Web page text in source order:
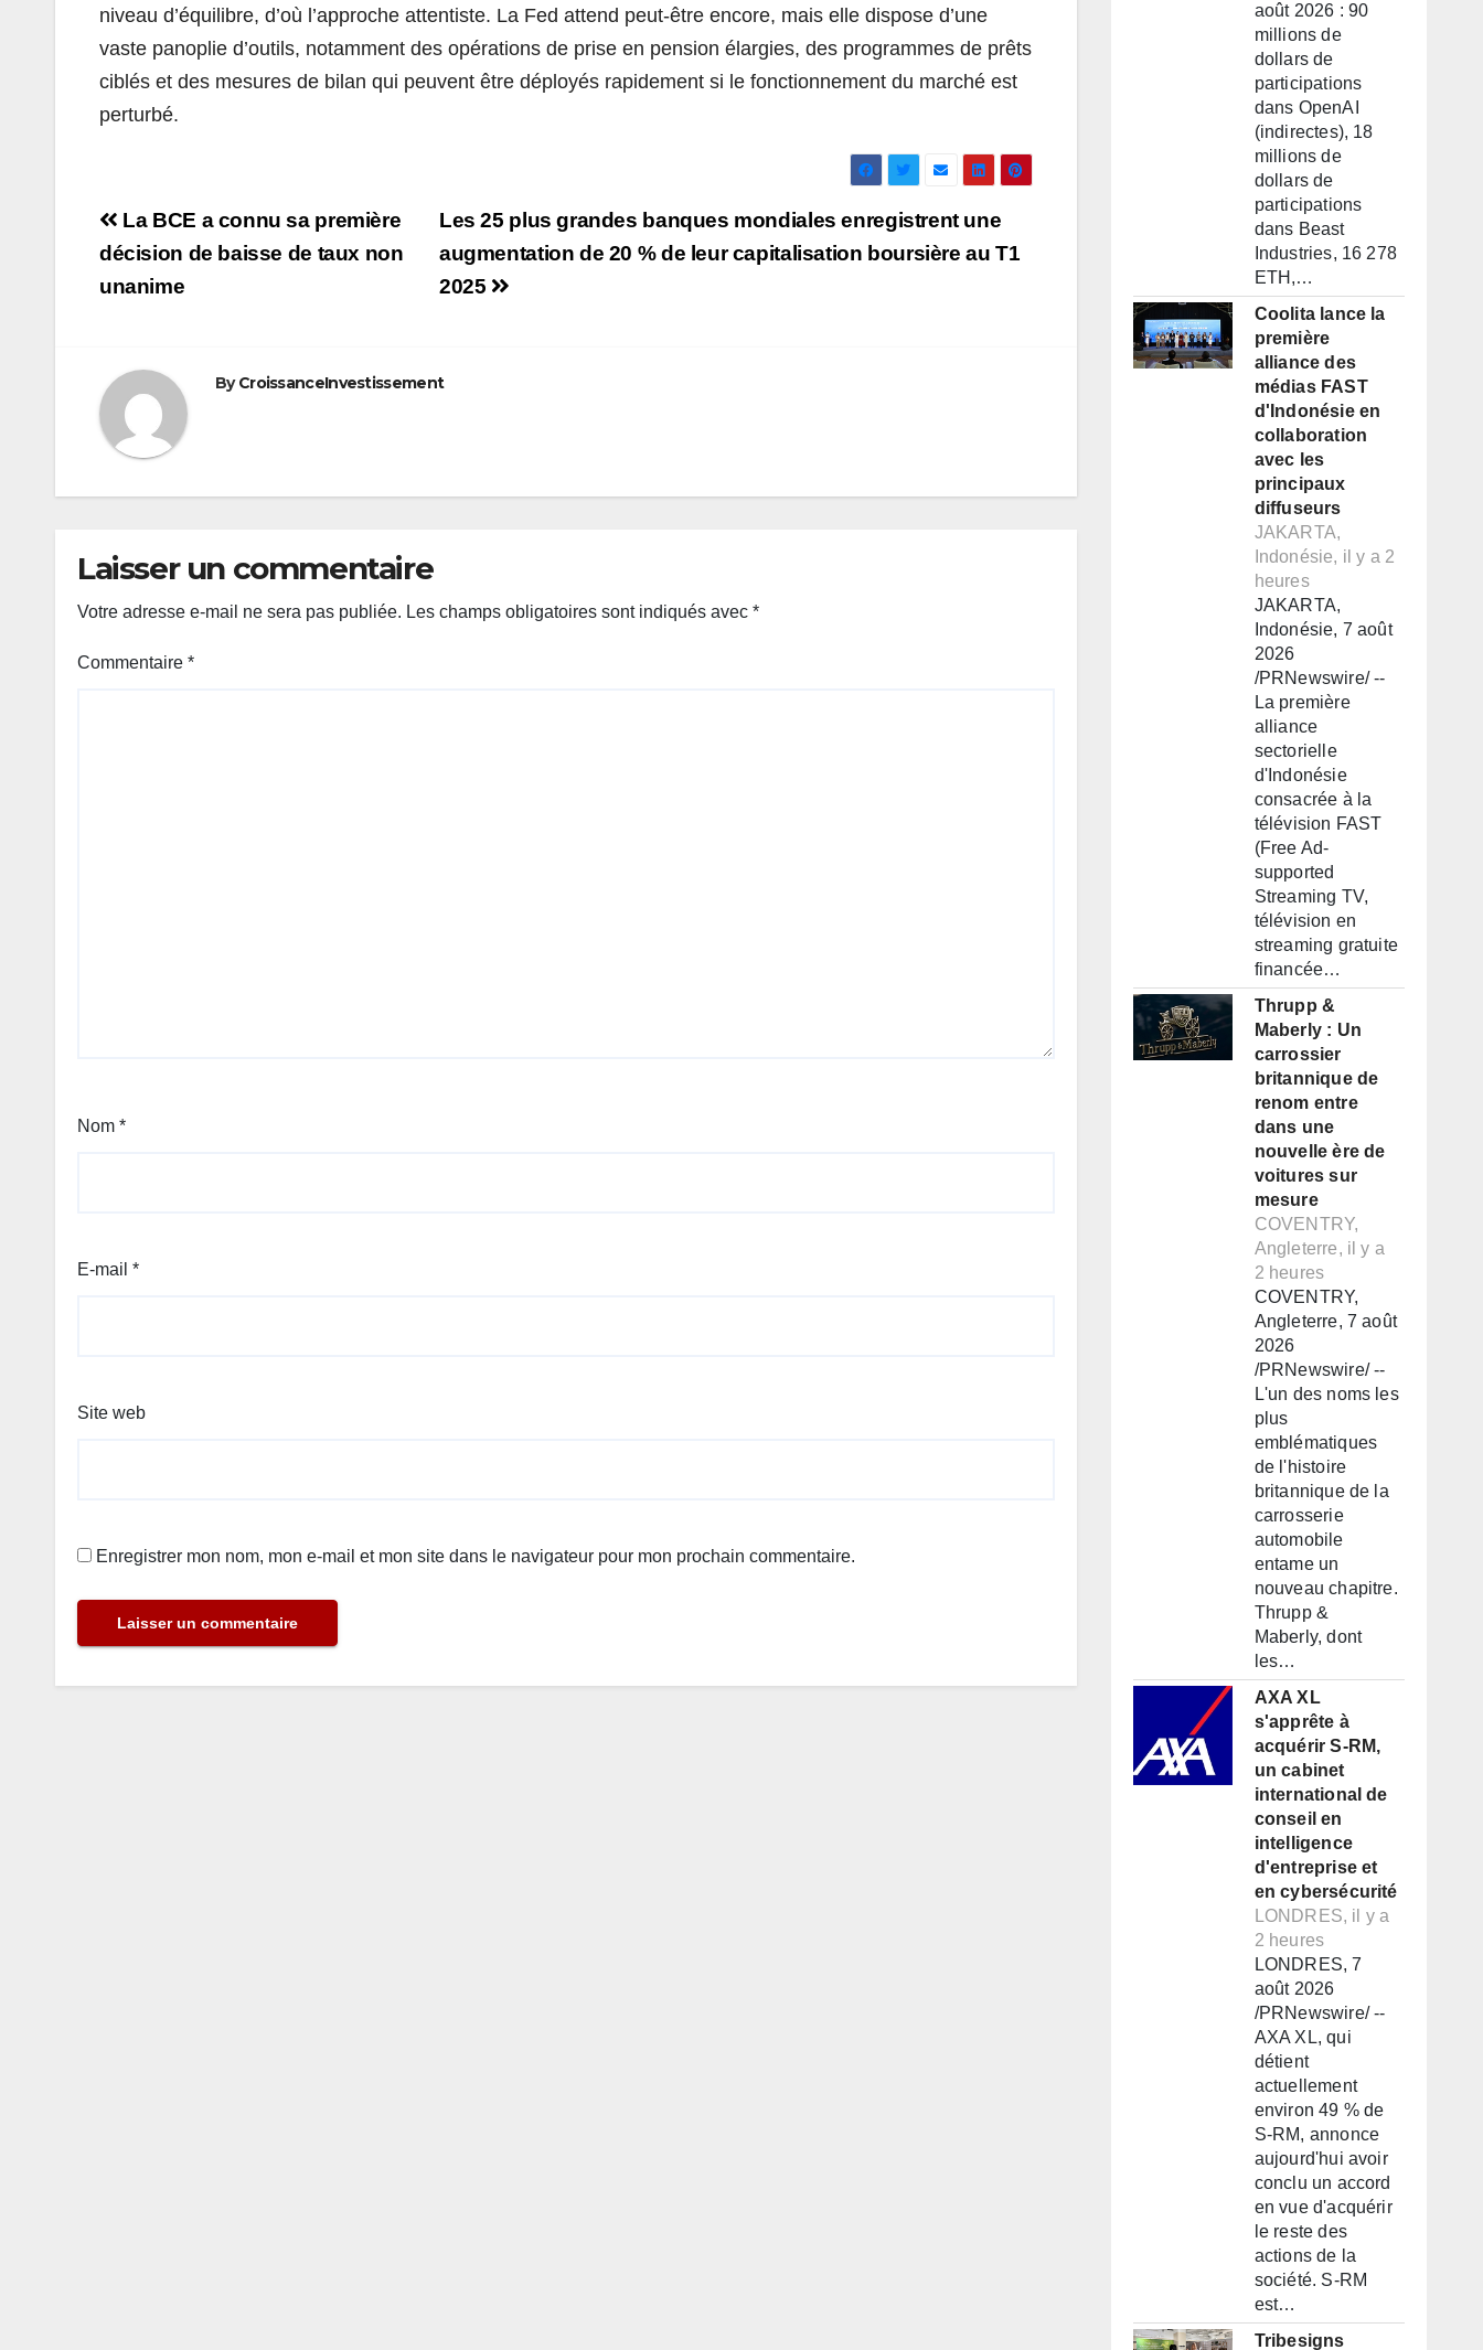
niveau d’équilibre, d’où l’approche attentiste. La Fed attend peut-être encore, mais elle dispose d’une
vaste panoplie d’outils, notamment des opérations de prise en pension élargies, des programmes de prêts
ciblés et des mesures de bilan qui peuvent être déployés rapidement si le fonctionnement du marché est
perturbé.
Navigation
de
l’article
Les 25 plus grandes banques mondiales enregistrent une
augmentation de 20 % de leur capitalisation boursière au T1
2025
La BCE a connu sa première
décision de baisse de taux non
unanime
ByCroissanceInvestissement
Laisser un commentaire
Votre adresse e-mail ne sera pas publiée. Les champs obligatoires sont indiqués avec *
Commentaire *
Nom *
E-mail *
Site web
Enregistrer mon nom, mon e-mail et mon site dans le navigateur pour mon prochain commentaire.
août 2026 : 90
millions de
dollars de
participations
dans OpenAI
(indirectes), 18
millions de
dollars de
participations
dans Beast
Industries, 16 278
ETH,…
Coolita lance la
première
alliance des
médias FAST
d'Indonésie en
collaboration
avec les
principaux
diffuseurs
JAKARTA,
Indonésie, il y a 2
heures
JAKARTA,
Indonésie, 7 août
2026
/PRNewswire/ --
La première
alliance
sectorielle
d'Indonésie
consacrée à la
télévision FAST
(Free Ad-
supported
Streaming TV,
télévision en
streaming gratuite
financée…
Thrupp &
Maberly : Un
carrossier
britannique de
renom entre
dans une
nouvelle ère de
voitures sur
mesure
COVENTRY,
Angleterre, il y a
2 heures
COVENTRY,
Angleterre, 7 août
2026
/PRNewswire/ --
L'un des noms les
plus
emblématiques
de l'histoire
britannique de la
carrosserie
automobile
entame un
nouveau chapitre.
Thrupp &
Maberly, dont
les…
AXA XL
s'apprête à
acquérir S-RM,
un cabinet
international de
conseil en
intelligence
d'entreprise et
en cybersécurité
LONDRES, il y a
2 heures
LONDRES, 7
août 2026
/PRNewswire/ --
AXA XL, qui
détient
actuellement
environ 49 % de
S-RM, annonce
aujourd'hui avoir
conclu un accord
en vue d'acquérir
le reste des
actions de la
société. S-RM
est…
Tribesigns